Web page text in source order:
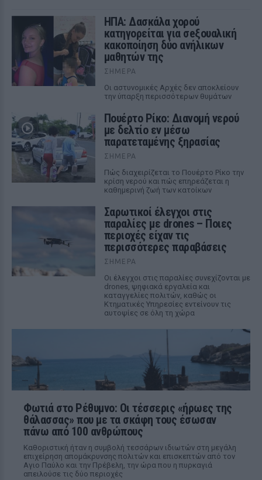
ΗΠΑ: Δασκάλα χορού
κατηγορείται για σeξουαλική
κακοποίηση δύο ανήλικων
μαθητών της
ΣΉΜΕΡΑ
Οι αστυνομικές Αρχές δεν αποκλείουν
την ύπαρξη περισσότερων θυμάτων
Πουέρτο Ρίκο: Διανομή νερού
με δελτίο εν μέσω
παρατεταμένης ξηρασίας
ΣΉΜΕΡΑ
Πώς διαχειρίζεται το Πουέρτο Ρίκο την
κρίση νερού και πώς επηρεάζεται η
καθημερινή ζωή των κατοίκων
Σαρωτικοί έλεγχοι στις
παραλίες με drones – Ποιες
περιοχές είχαν τις
περισσότερες παραβάσεις
ΣΉΜΕΡΑ
Οι έλεγχοι στις παραλίες συνεχίζονται με
drones, ψηφιακά εργαλεία και
καταγγελίες πολιτών, καθώς οι
Κτηματικές Υπηρεσίες εντείνουν τις
αυτοψίες σε όλη τη χώρα
Φωτιά στο Ρέθυμνο: Οι τέσσερις «ήρωες της
θάλασσας» που με τα σκάφη τους έσωσαν
πάνω από 100 ανθρώπους
Καθοριστική ήταν η συμβολή τεσσάρων ιδιωτών στη μεγάλη
επιχείρηση απομάκρυνσης πολιτών και επισκεπτών από τον
Αγιο Παύλο και την Πρέβελη, την ώρα που η πυρκαγιά
απειλούσε τις δύο περιοχές